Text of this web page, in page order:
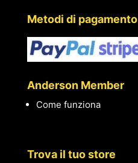
Metodi di pagamento
Anderson Member
Come funziona
Trova il tuo store